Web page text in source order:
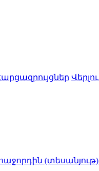
20:00